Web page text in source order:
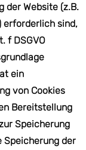
der Website (z.B.
erforderlich sind,
f DSGVO
ein
von Cookies
Bereitstellung
Speicherung
Speicherung der